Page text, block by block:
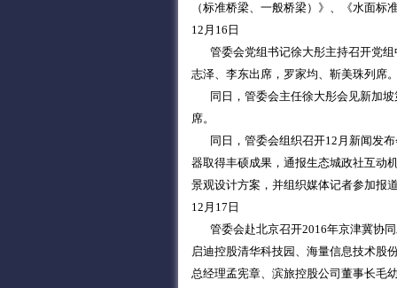
（标准桥梁、一般桥梁）》、《水面
12月16日
管委会党组书记徐大彤主持召开党组
志泽、李东出席，罗家均、靳美珠列席
同日，管委会主任徐大彤会见新加坡
席。
同日，管委会组织召开12月新闻发布
器取得丰硕成果，通报生态城政社互动
景观设计方案，并组织媒体记者参加报
12月17日
管委会赴北京召开2016年京津冀协同
启迪控股清华科技园、海量信息技术股
总经理孟宪章、滨旅控股公司董事长毛